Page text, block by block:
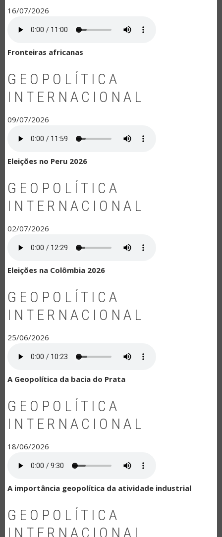
16/07/2026
Fronteiras africanas
GEOPOLÍTICA
INTERNACIONAL
09/07/2026
Eleições no Peru 2026
GEOPOLÍTICA
INTERNACIONAL
02/07/2026
Eleições na Colômbia 2026
GEOPOLÍTICA
INTERNACIONAL
25/06/2026
A Geopolítica da bacia do Prata
GEOPOLÍTICA
INTERNACIONAL
18/06/2026
A importância geopolítica da atividade industrial
GEOPOLÍTICA
INTERNACIONAL